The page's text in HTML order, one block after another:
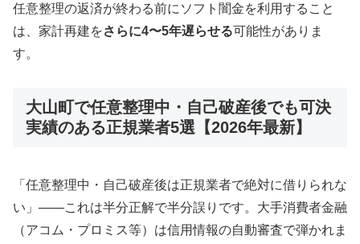
任意整理の返済が終わる前にソフト闇金を利用すること
は、家計再建をさらに4〜5年遅らせる可能性がありま
す。
大山町で任意整理中・自己破産後でも可決
実績のある正規業者5選【2026年最新】
「任意整理中・自己破産後は正規業者で絶対に借りられな
い」——これは半分正解で半分誤りです。大手消費者金融
（アコム・プロミス等）は信用情報の自動審査で弾かれま